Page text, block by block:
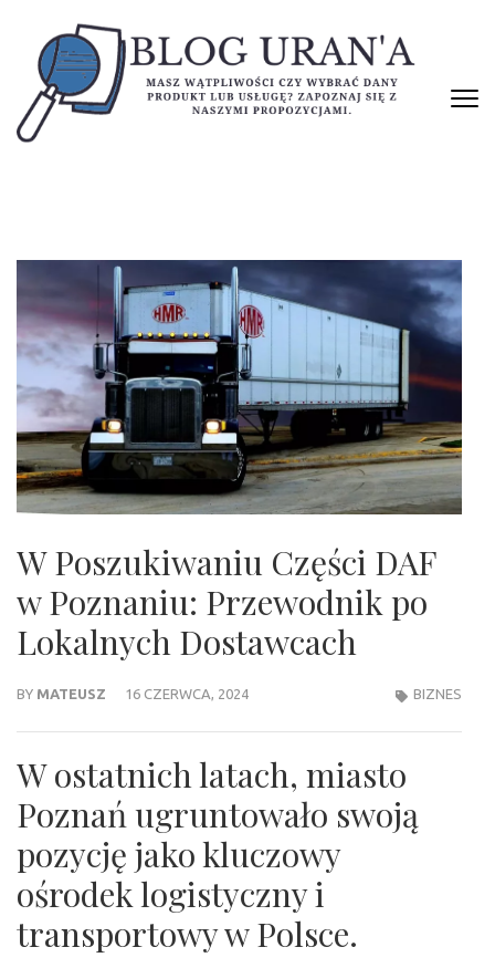
content
(Press
Enter)
W Poszukiwaniu Części DAF
w Poznaniu: Przewodnik po
Lokalnych Dostawcach
BY MATEUSZ 16 CZERWCA, 2024 BIZNES
W ostatnich latach, miasto
Poznań ugruntowało swoją
pozycję jako kluczowy
ośrodek logistyczny i
transportowy w Polsce.